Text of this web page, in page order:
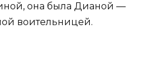
она была Дианой —
воительницей.